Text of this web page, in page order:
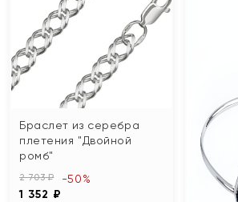
Браслет из серебра
плетения "Двойной
ромб"
2 703 ₽
1 352 ₽
-50%